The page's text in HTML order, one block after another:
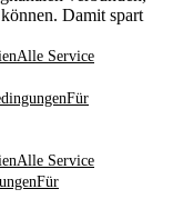
Damit spart
Alle Service
Für
Alle Service
Für